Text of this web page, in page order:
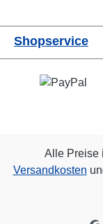
Shopservice
Alle Preise
Versandkosten